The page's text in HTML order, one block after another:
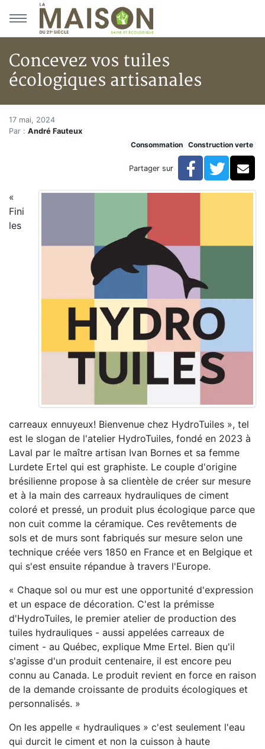
Aller au menu principal
Aller au contenu principal
Concevez vos tuiles
écologiques artisanales
Accueil
Articles
Concevez vos tuiles écologiques artisanales
Concevez vos tuiles
17 mai, 2024
Par : André Fauteux
Consommation
Construction verte
Partager sur Facebook
«
Fini
les
carreaux ennuyeux! Bienvenue chez HydroTuiles », tel
est le slogan de l'atelier HydroTuiles, fondé en 2023 à
Laval par le maître artisan Ivan Bornes et sa femme
Lurdete Ertel qui est graphiste. Le couple d'origine
brésilienne propose à sa clientèle de créer sur mesure
et à la main des carreaux hydrauliques de ciment
coloré et pressé, un produit plus écologique parce que
non cuit comme la céramique. Ces revêtements de
sols et de murs sont fabriqués sur mesure selon une
technique créée vers 1850 en France et en Belgique et
qui s'est ensuite répandue à travers l'Europe.
« Chaque sol ou mur est une opportunité d'expression
et un espace de décoration. C'est la prémisse
d'HydroTuiles, le premier atelier de production des
tuiles hydrauliques - aussi appelées carreaux de
ciment - au Québec, explique Mme Ertel. Bien qu'il
s'agisse d'un produit centenaire, il est encore peu
connu au Canada. Le produit revient en force en raison
de la demande croissante de produits écologiques et
personnalisés. »
On les appelle « hydrauliques » c'est seulement l'eau
qui durcit le ciment et non la cuisson à haute